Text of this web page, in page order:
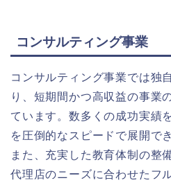
コンサルティング事業
コンサルティング事業では独
り、短期間かつ高収益の事業
ています。数多くの成功実績
を圧倒的なスピードで展開で
また、充実した教育体制の整
代理店のニーズに合わせたフ